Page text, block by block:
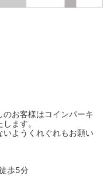
お客様はコインパーキ
ます。
ようくれぐれもお願い
歩5分